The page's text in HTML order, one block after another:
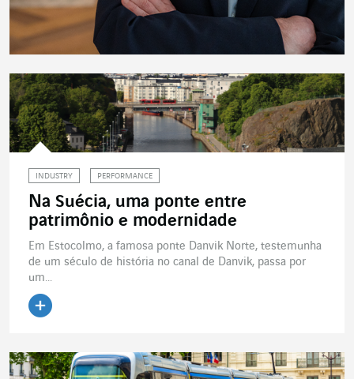
INDUSTRY PERFORMANCE
Na Suécia, uma ponte entre
patrimônio e modernidade
Em Estocolmo, a famosa ponte Danvik Norte, testemunha
de um século de história no canal de Danvik, passa por
um...